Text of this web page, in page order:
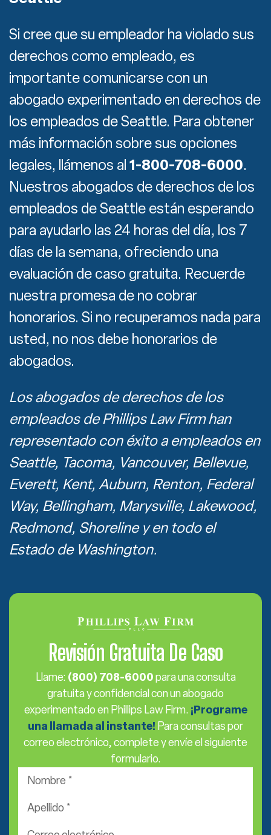
Si cree que su empleador ha violado sus
derechos como empleado, es
importante comunicarse con un
abogado experimentado en derechos de
los empleados de Seattle. Para obtener
más información sobre sus opciones
legales, llámenos al 1-800-708-6000.
Nuestros abogados de derechos de los
empleados de Seattle están esperando
para ayudarlo las 24 horas del día, los 7
días de la semana, ofreciendo una
evaluación de caso gratuita. Recuerde
nuestra promesa de no cobrar
honorarios. Si no recuperamos nada para
usted, no nos debe honorarios de
abogados.
Los abogados de derechos de los
empleados de Phillips Law Firm han
representado con éxito a empleados en
Seattle, Tacoma, Vancouver, Bellevue,
Everett, Kent, Auburn, Renton, Federal
Way, Bellingham, Marysville, Lakewood,
Redmond, Shoreline y en todo el
Estado de Washington.
Revisión Gratuita De Caso
Llame: (800) 708-6000para una consulta
gratuita y confidencial con un abogado
experimentado en Phillips Law Firm. ¡Programe
una llamada al instante! Para consultas por
correo electrónico, complete y envíe el siguiente
formulario.
Nombre
Apellido
Correo